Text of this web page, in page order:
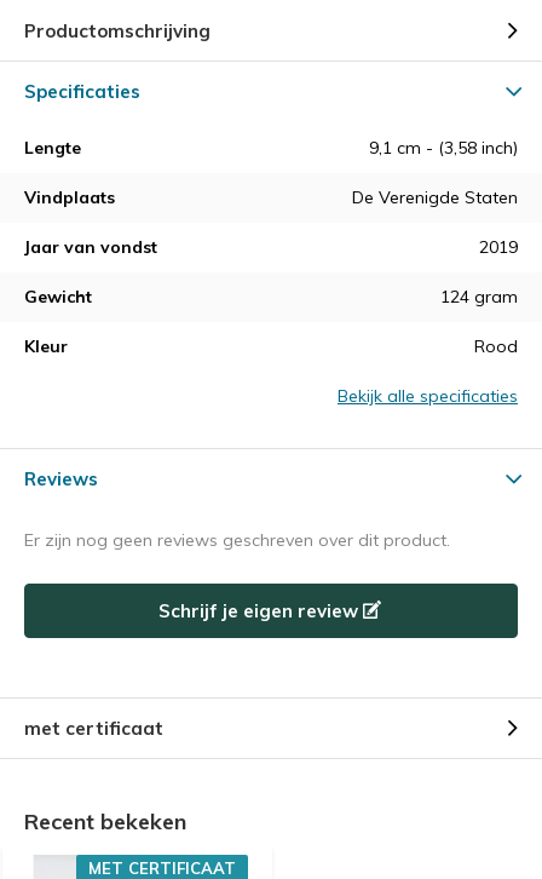
Productomschrijving
Specificaties
Lengte 9,1 cm - (3,58 inch)
Vindplaats De Verenigde Staten
Jaar van vondst 2019
Gewicht 124 gram
Kleur Rood
Bekijk alle specificaties
Reviews
Er zijn nog geen reviews geschreven over dit product.
Schrijf je eigen review
met certificaat
Recent bekeken
MET CERTIFICAAT